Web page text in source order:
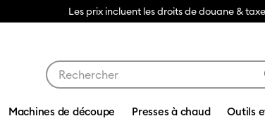
Les prix incluent les droits de douane &
Machines de découpe Presses à chaud Outils